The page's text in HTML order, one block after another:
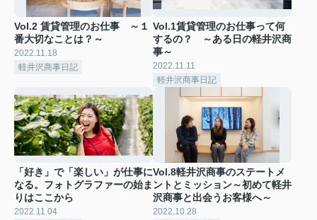
Vol.2 賃貸管理のお仕事 ～１
番大切なことは？～
2022.11.18
軽井沢商事日記
Vol.1賃貸管理のお仕事って何
するの？ ～ある日の軽井沢商
事～
2022.11.11
軽井沢商事日記
「好き」で「楽しい」が仕事に
なる。フォトグラファーの始ま
りはここから
2022.11.04
Vol.8軽井沢商事のステートメ
ントとミッション～初めて軽井
沢商事と出会うお客様へ～
2022.10.28